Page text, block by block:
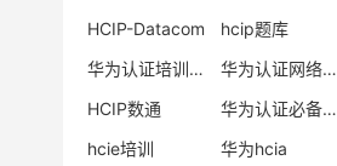
HCIP-Datacom
hcip题库
华为认证培训机构
华为认证网络工程师
HCIP数通
华为认证必备电子书系列
hcie培训
华为hcia